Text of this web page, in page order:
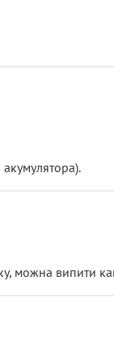
можна випити